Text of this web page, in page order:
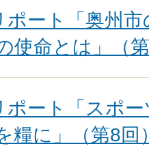
ポート「奥州
使命とは」（
ポート「スポ
糧に」（第8回